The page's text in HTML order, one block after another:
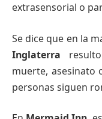
extrasensorial o
Se dice que en la
Inglaterra
muerte, asesinato
personas siguen